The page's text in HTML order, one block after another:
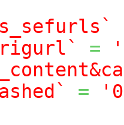
=
=